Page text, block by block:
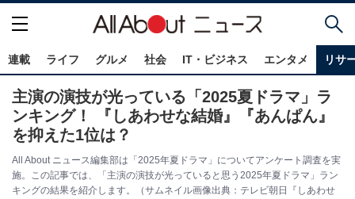
連載 ライフ グルメ 社会 IT・ビジネス エンタメ リサ
主演の演技が光っている「2025夏ドラマ」ラ
ンキング！ 『しあわせな結婚』『あんぱん』
を抑えた1位は？
All About ニュース編集部は「2025年夏ドラマ」についてアンケート調査を実
施。この記事では、「主演の演技が光っていると思う2025年夏ドラマ」ラン
キングの結果を紹介します。（サムネイル画像出典：テレビ朝日『しあわせ